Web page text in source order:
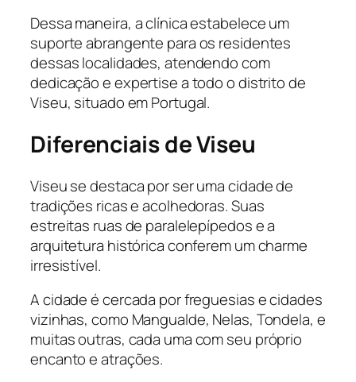
Dessa maneira, a clínica estabelece um
suporte abrangente para os residentes
dessas localidades, atendendo com
dedicação e expertise a todo o distrito de
Viseu, situado em Portugal.
Diferenciais de Viseu
Viseu se destaca por ser uma cidade de
tradições ricas e acolhedoras. Suas
estreitas ruas de paralelepípedos e a
arquitetura histórica conferem um charme
irresistível.
A cidade é cercada por freguesias e cidades
vizinhas, como Mangualde, Nelas, Tondela, e
muitas outras, cada uma com seu próprio
encanto e atrações.